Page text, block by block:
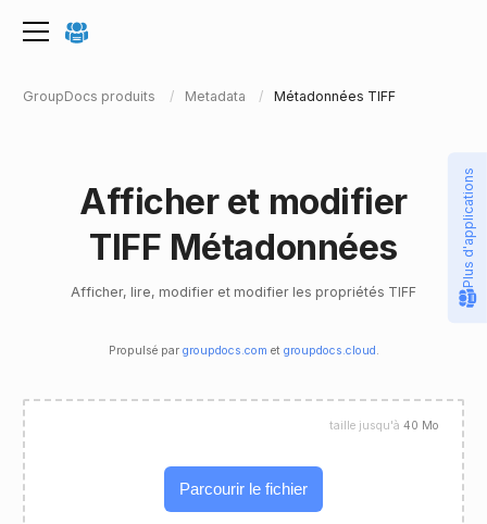
GroupDocs produits Metadata Métadonnées TIFF
Afficher et modifier
TIFF Métadonnées
Afficher, lire, modifier et modifier les propriétés TIFF
Propulsé par groupdocs.com et groupdocs.cloud .
Parcourir le fichier
taille jusqu'à 40 Mo
Plus d'applications